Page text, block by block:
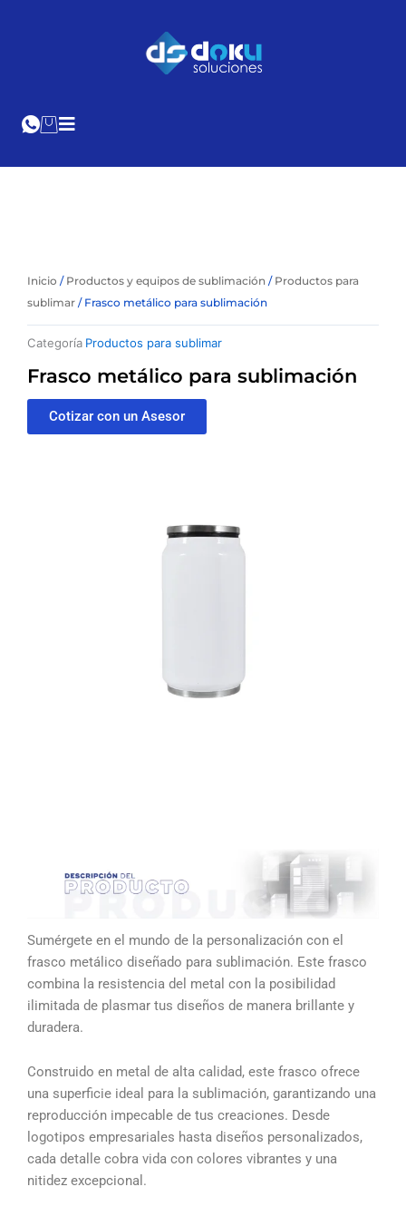
Inicio / Productos y equipos de sublimación / Productos para
sublimar / Frasco metálico para sublimación
Categoría Productos para sublimar
Frasco metálico para sublimación
Cotizar con un Asesor
Sumérgete en el mundo de la personalización con el
frasco metálico diseñado para sublimación. Este frasco
combina la resistencia del metal con la posibilidad
ilimitada de plasmar tus diseños de manera brillante y
duradera.
Construido en metal de alta calidad, este frasco ofrece
una superficie ideal para la sublimación, garantizando una
reproducción impecable de tus creaciones. Desde
logotipos empresariales hasta diseños personalizados,
cada detalle cobra vida con colores vibrantes y una
nitidez excepcional.